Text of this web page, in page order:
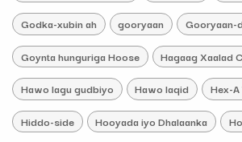
Godka-xubin ah gooryaan Gooryaan-
Goynta hunguriga Hoose Hagaag Xaalad
Hawo lagu gudbiyo Hawo laqid Hex-
Hiddo-side Hooyada iyo Dhalaanka